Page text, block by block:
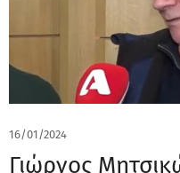
16/01/2024
Γιώργος